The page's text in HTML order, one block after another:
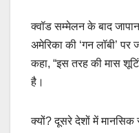
क्वॉड सम्मेलन के बाद
अमेरिका की ‘गन लॉबी’
कहा, “इस तरह की मास
है।
क्यों? दूसरे देशों में